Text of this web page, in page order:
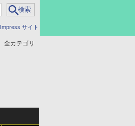
Impress サイト
全カテゴリ